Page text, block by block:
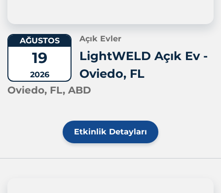
AĞUSTOS
19
2026
Açık Evler
LightWELD Açık Ev -
Oviedo, FL
Oviedo, FL, ABD
Etkinlik Detayları